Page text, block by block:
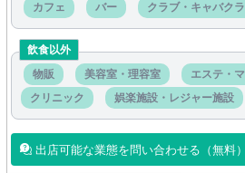
カフェ
バー クラブ・キャバクラ
飲食以外
物販
美容室・理容室
エステ・
クリニック
娯楽施設・レジャー施設
出店可能な業態を問い合わせる（無料）